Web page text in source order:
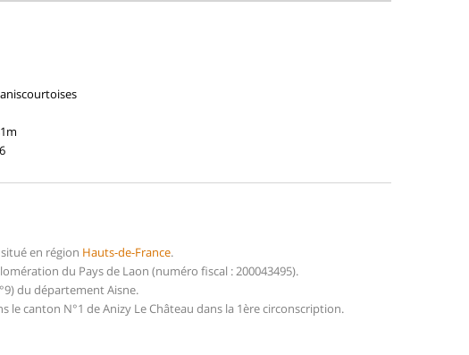
situé en région Hauts-de-France.
du Pays de Laon (numéro fiscal : 200043495).
du département Aisne.
canton N°1 de Anizy Le Château dans la 1ère circonscription.